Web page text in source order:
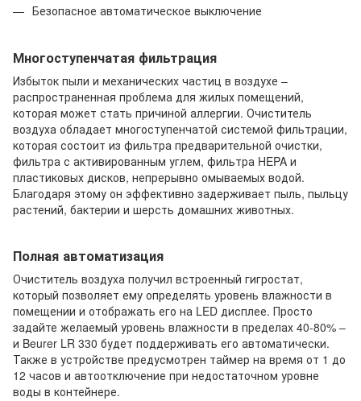
Безопасное автоматическое выключение
Многоступенчатая фильтрация
Избыток пыли и механических частиц в воздухе –
распространенная проблема для жилых помещений,
которая может стать причиной аллергии. Очиститель
воздуха обладает многоступенчатой системой фильтрации,
которая состоит из фильтра предварительной очистки,
фильтра с активированным углем, фильтра HEPA и
пластиковых дисков, непрерывно омываемых водой.
Благодаря этому он эффективно задерживает пыль, пыльцу
растений, бактерии и шерсть домашних животных.
Полная автоматизация
Очиститель воздуха получил встроенный гигростат,
который позволяет ему определять уровень влажности в
помещении и отображать его на LED дисплее. Просто
задайте желаемый уровень влажности в пределах 40-80% –
и Beurer LR 330 будет поддерживать его автоматически.
Также в устройстве предусмотрен таймер на время от 1 до
12 часов и автоотключение при недостаточном уровне
воды в контейнере.